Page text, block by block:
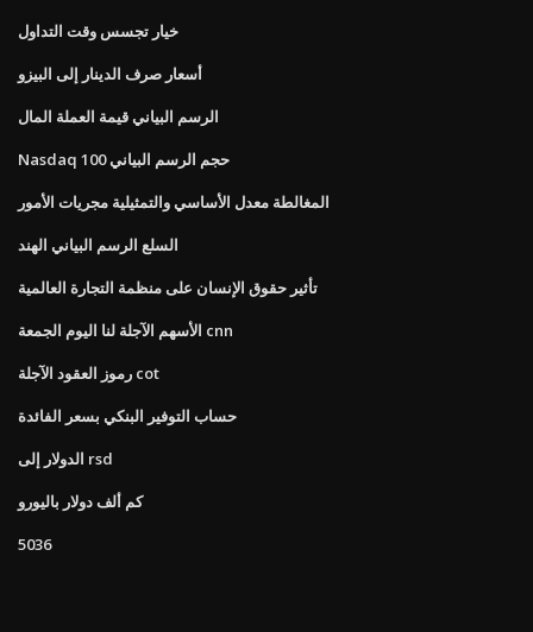
خيار تجسس وقت التداول
أسعار صرف الدينار إلى البيزو
الرسم البياني قيمة العملة المال
Nasdaq 100 حجم الرسم البياني
المغالطة معدل الأساسي والتمثيلية مجريات الأمور
السلع الرسم البياني الهند
تأثير حقوق الإنسان على منظمة التجارة العالمية
الأسهم الآجلة لنا اليوم الجمعة cnn
رموز العقود الآجلة cot
حساب التوفير البنكي بسعر الفائدة
الدولار إلى rsd
كم ألف دولار باليورو
5036